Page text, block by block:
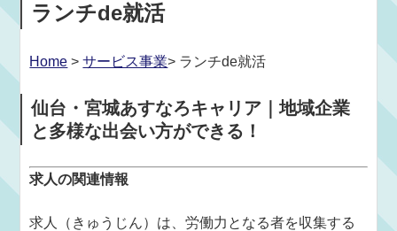
ランチde就活
Home >サービス事業> ランチde就活
仙台・宮城あすなろキャリア｜地域企業
と多様な出会い方ができる！
求人の関連情報
求人（きゅうじん）は、労働力となる者を収集する